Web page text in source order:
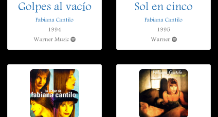
Golpes al vacío
Fabiana Cantilo
1994
Warner Music
Sol en cinco
Fabiana Cantilo
1995
Warner